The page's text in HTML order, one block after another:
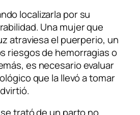
localizarla por su
Una mujer que
atraviesa el puerperio, un
riesgos de hemorragias o
es necesario evaluar
que la llevó a tomar